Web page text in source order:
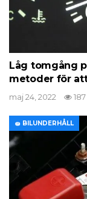
Låg tomgång
metoder för
maj 24, 2022 187
🧽 BILUNDERHÅLL